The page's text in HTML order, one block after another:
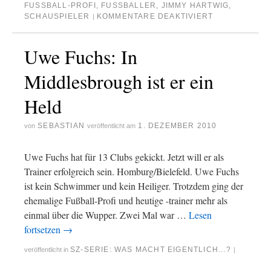
FUSSBALL-PROFI , FUSSBALLER , JIMMY HARTWIG,
SCHAUSPIELER
KOMMENTARE DEAKTIVIERT
Uwe Fuchs: In
Middlesbrough ist er ein
Held
von SEBASTIAN veröffentlicht am 1. DEZEMBER 2010
Uwe Fuchs hat für 13 Clubs gekickt. Jetzt will er als
Trainer erfolgreich sein. Homburg/Bielefeld. Uwe Fuchs
ist kein Schwimmer und kein Heiliger. Trotzdem ging der
ehemalige Fußball-Profi und heutige -trainer mehr als
einmal über die Wupper. Zwei Mal war … Lesen
fortsetzen →
veröffentlicht in SZ-SERIE: WAS MACHT EIGENTLICH...?